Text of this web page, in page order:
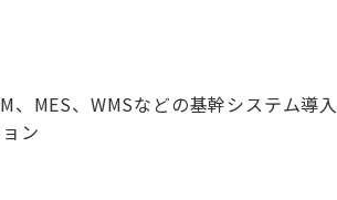
、MES、WMSなどの基幹システム導入
ン